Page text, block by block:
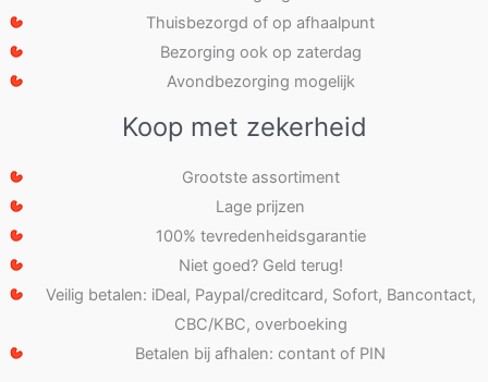
Thuisbezorgd of op afhaalpunt
Bezorging ook op zaterdag
Avondbezorging mogelijk
Koop met zekerheid
Grootste assortiment
Lage prijzen
100% tevredenheidsgarantie
Niet goed? Geld terug!
Veilig betalen: iDeal, Paypal/creditcard, Sofort, Bancontact,
CBC/KBC, overboeking
Betalen bij afhalen: contant of PIN